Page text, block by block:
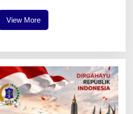
View More